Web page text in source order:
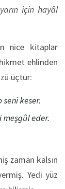
için hayâl
nice kitaplar
ehlinden
üçtür:
seni keser.
meşgûl eder.
zaman kalsın
Yedi yüz